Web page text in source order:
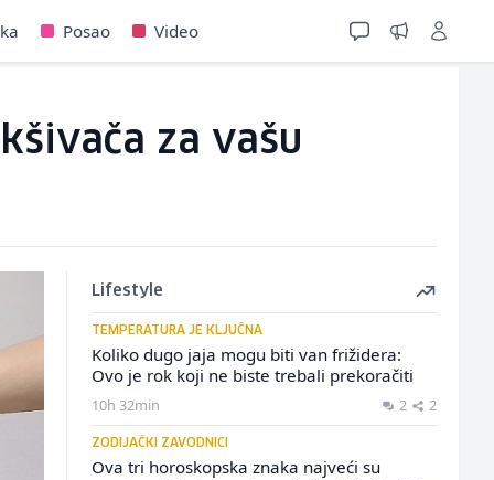
Posao Video
za vašu
Lifestyle
TEMPERATURA JE KLJUČNA
Koliko dugo jaja mogu biti van frižidera:
Ovo je rok koji ne biste trebali prekoračiti
10h 32min 2 2
ZODIJAČKI ZAVODNICI
Ova tri horoskopska znaka najveći su